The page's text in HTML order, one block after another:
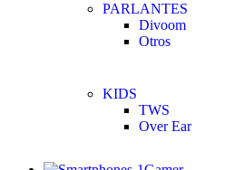
PARLANTES
Divoom
Otros
KIDS
TWS
Over Ear